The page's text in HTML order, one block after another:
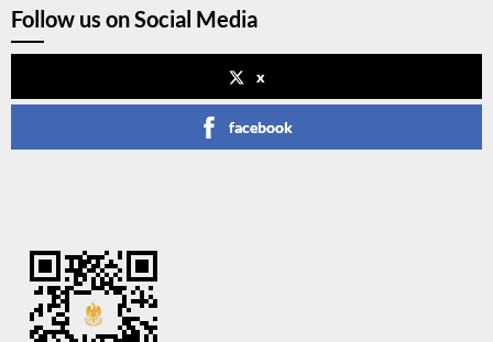
Follow us on Social Media
x
facebook